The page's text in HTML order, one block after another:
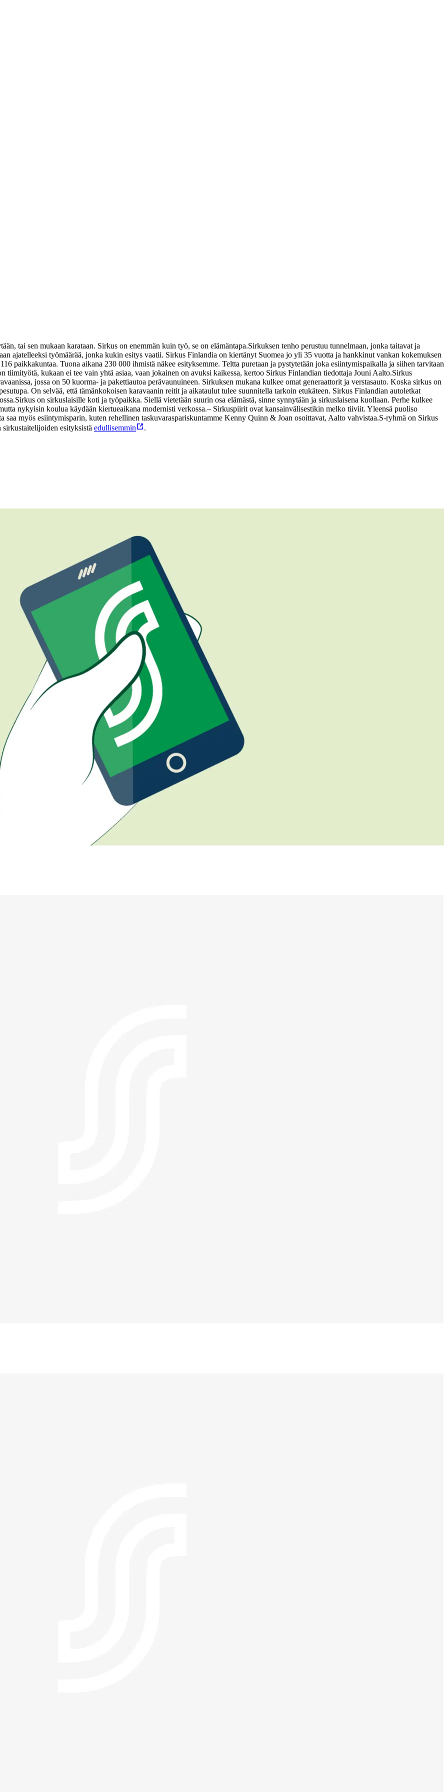
tai sen mukaan karataan. Sirkus on enemmän kuin työ, se on elämäntapa.Sirkuksen tenho perustuu tunnelmaan, jonka taitavat ja
ajatelleeksi työmäärää, jonka kukin esitys vaatii. Sirkus Finlandia on kiertänyt Suomea jo yli 35 vuotta ja hankkinut vankan kokemuksen
paikkakuntaa. Tuona aikana 230 000 ihmistä näkee esityksemme. Teltta puretaan ja pystytetään joka esiintymispaikalla ja siihen tarvitaan
tiimityötä, kukaan ei tee vain yhtä asiaa, vaan jokainen on avuksi kaikessa, kertoo Sirkus Finlandian tiedottaja Jouni Aalto.Sirkus
jossa on 50 kuorma- ja pakettiautoa perävaunuineen. Sirkuksen mukana kulkee omat generaattorit ja verstasauto. Koska sirkus on
On selvää, että tämänkokoisen karavaanin reitit ja aikataulut tulee suunnitella tarkoin etukäteen. Sirkus Finlandian autoletkat
Sirkus on sirkuslaisille koti ja työpaikka. Siellä vietetään suurin osa elämästä, sinne synnytään ja sirkuslaisena kuollaan. Perhe kulkee
nykyisin koulua käydään kiertueaikana modernisti verkossa.– Sirkuspiirit ovat kansainvälisestikin melko tiiviit. Yleensä puoliso
saa myös esiintymisparin, kuten rehellinen taskuvaraspariskuntamme Kenny Quinn & Joan osoittavat, Aalto vahvistaa.S-ryhmä on Sirkus
sirkustaitelijoiden esityksistä edullisemmin .